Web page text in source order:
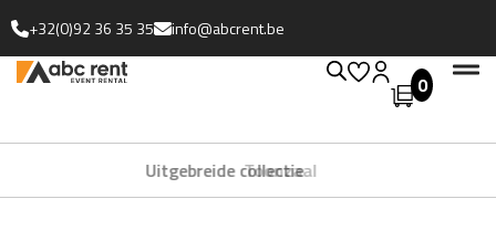
+32(0)92 36 35 35 info@abcrent.be
0
Uitgebreide collectie